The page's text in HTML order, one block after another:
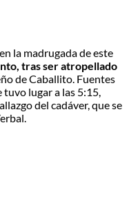
en la madrugada de este
tras ser atropellado
de Caballito. Fuentes
lugar a las 5:15,
del cadáver, que se